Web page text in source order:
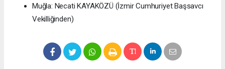
Muğla: Necati KAYAKÖZÜ (İzmir Cumhuriyet Başsavcı
Vekilliğinden)